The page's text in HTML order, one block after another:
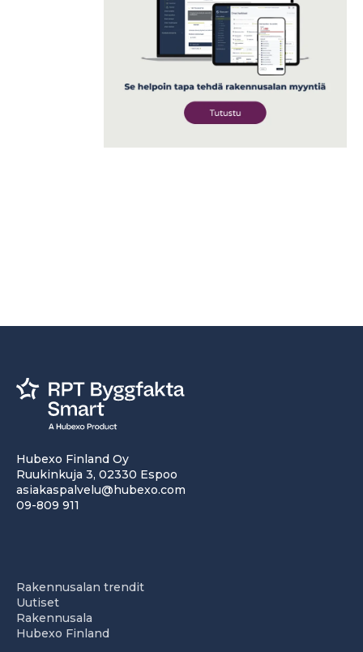
Hubexo Finland Oy
Ruukinkuja 3, 02330 Espoo
asiakaspalvelu@hubexo.com
09-809 911
Rakennusalan trendit
Uutiset
Rakennusala
Hubexo Finland